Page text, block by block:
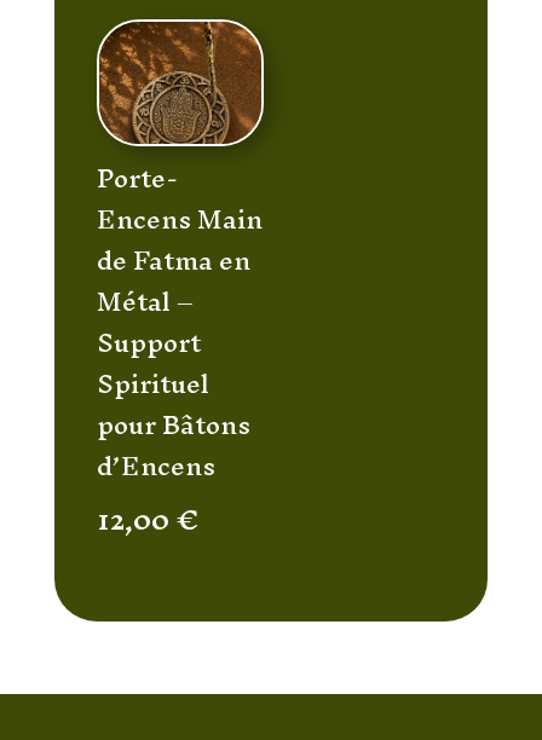
Porte-
Encens Main
de Fatma en
Métal –
Support
Spirituel
pour Bâtons
d’Encens
12,00€